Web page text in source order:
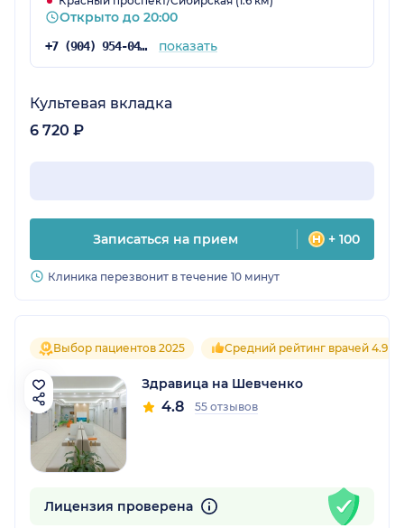
Открыто до 20:00
+7 (904) 954-04-97 показать
Культевая вкладка
6 720 ₽
Записаться на прием + 100
Клиника перезвонит в течение 10 минут
Выбор пациентов 2025 Средний рейтинг врачей 4.9
Здравица на Шевченко
4.8 55 отзывов
Лицензия проверена